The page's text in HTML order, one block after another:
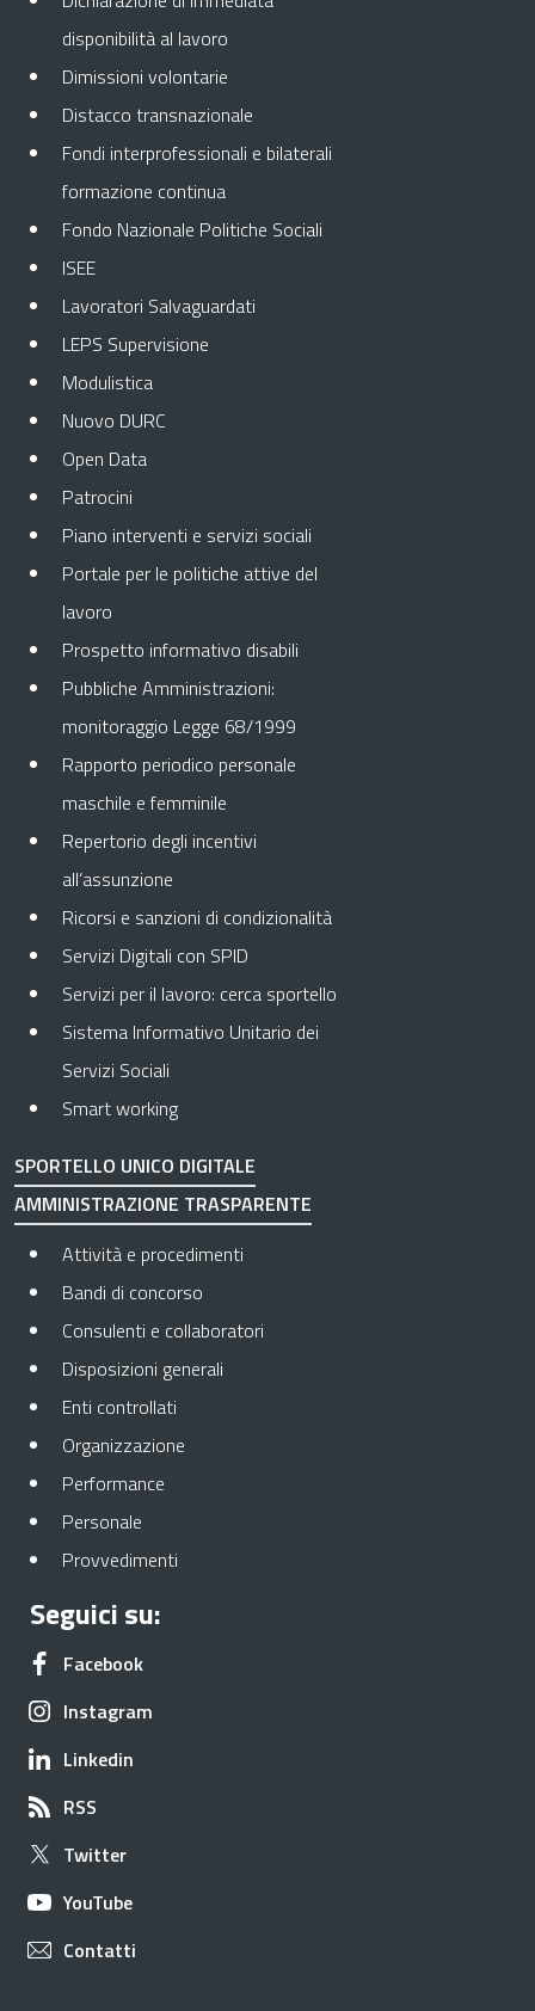
disponibilità al lavoro
Dimissioni volontarie
Distacco transnazionale
Fondi interprofessionali e bilaterali
formazione continua
Fondo Nazionale Politiche Sociali
ISEE
Lavoratori Salvaguardati
LEPS Supervisione
Modulistica
Nuovo DURC
Open Data
Patrocini
Piano interventi e servizi sociali
Portale per le politiche attive del
lavoro
Prospetto informativo disabili
Pubbliche Amministrazioni:
monitoraggio Legge 68/1999
Rapporto periodico personale
maschile e femminile
Repertorio degli incentivi
all’assunzione
Ricorsi e sanzioni di condizionalità
Servizi Digitali con SPID
Servizi per il lavoro: cerca sportello
Sistema Informativo Unitario dei
Servizi Sociali
Smart working
SPORTELLO UNICO DIGITALE
AMMINISTRAZIONE TRASPARENTE
Attività e procedimenti
Bandi di concorso
Consulenti e collaboratori
Disposizioni generali
Enti controllati
Organizzazione
Performance
Personale
Provvedimenti
Seguici su:
FacebookApre in una nuova scheda
Instagram
Linkedin
RSS
TwitterApre in una nuova scheda
YouTubeApre in una nuova scheda
Contatti